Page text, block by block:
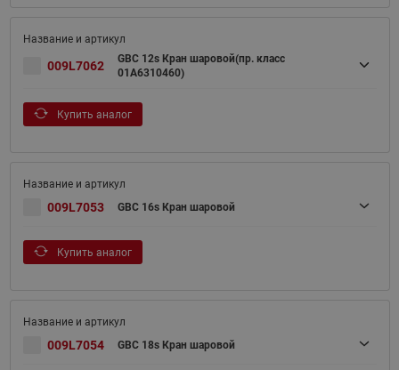
009L7062
GBC 12s Кран шаровой(пр. класс
01A6310460)
Купить аналог
009L7053 GBC 16s Кран шаровой
Купить аналог
009L7054 GBC 18s Кран шаровой